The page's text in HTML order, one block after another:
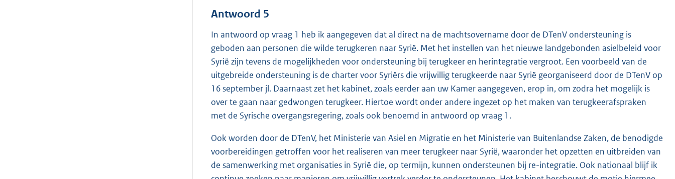
Antwoord 5
In antwoord op vraag 1 heb ik aangegeven dat al direct na de machtsovername door de DTenV ondersteuning is
geboden aan personen die wilde terugkeren naar Syrië. Met het instellen van het nieuwe landgebonden asielbeleid voor
Syrië zijn tevens de mogelijkheden voor ondersteuning bij terugkeer en herintegratie vergroot. Een voorbeeld van de
uitgebreide ondersteuning is de charter voor Syriërs die vrijwillig terugkeerde naar Syrië georganiseerd door de DTenV op
16 september jl. Daarnaast zet het kabinet, zoals eerder aan uw Kamer aangegeven, erop in, om zodra het mogelijk is
over te gaan naar gedwongen terugkeer. Hiertoe wordt onder andere ingezet op het maken van terugkeerafspraken
met de Syrische overgangsregering, zoals ook benoemd in antwoord op vraag 1.
Ook worden door de DTenV, het Ministerie van Asiel en Migratie en het Ministerie van Buitenlandse Zaken, de benodigde
voorbereidingen getroffen voor het realiseren van meer terugkeer naar Syrië, waaronder het opzetten en uitbreiden van
de samenwerking met organisaties in Syrië die, op termijn, kunnen ondersteunen bij re-integratie. Ook nationaal blijf ik